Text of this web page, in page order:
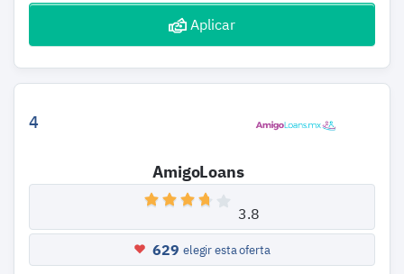
Aplicar
4
AmigoLoans
3.8
629 elegir esta oferta